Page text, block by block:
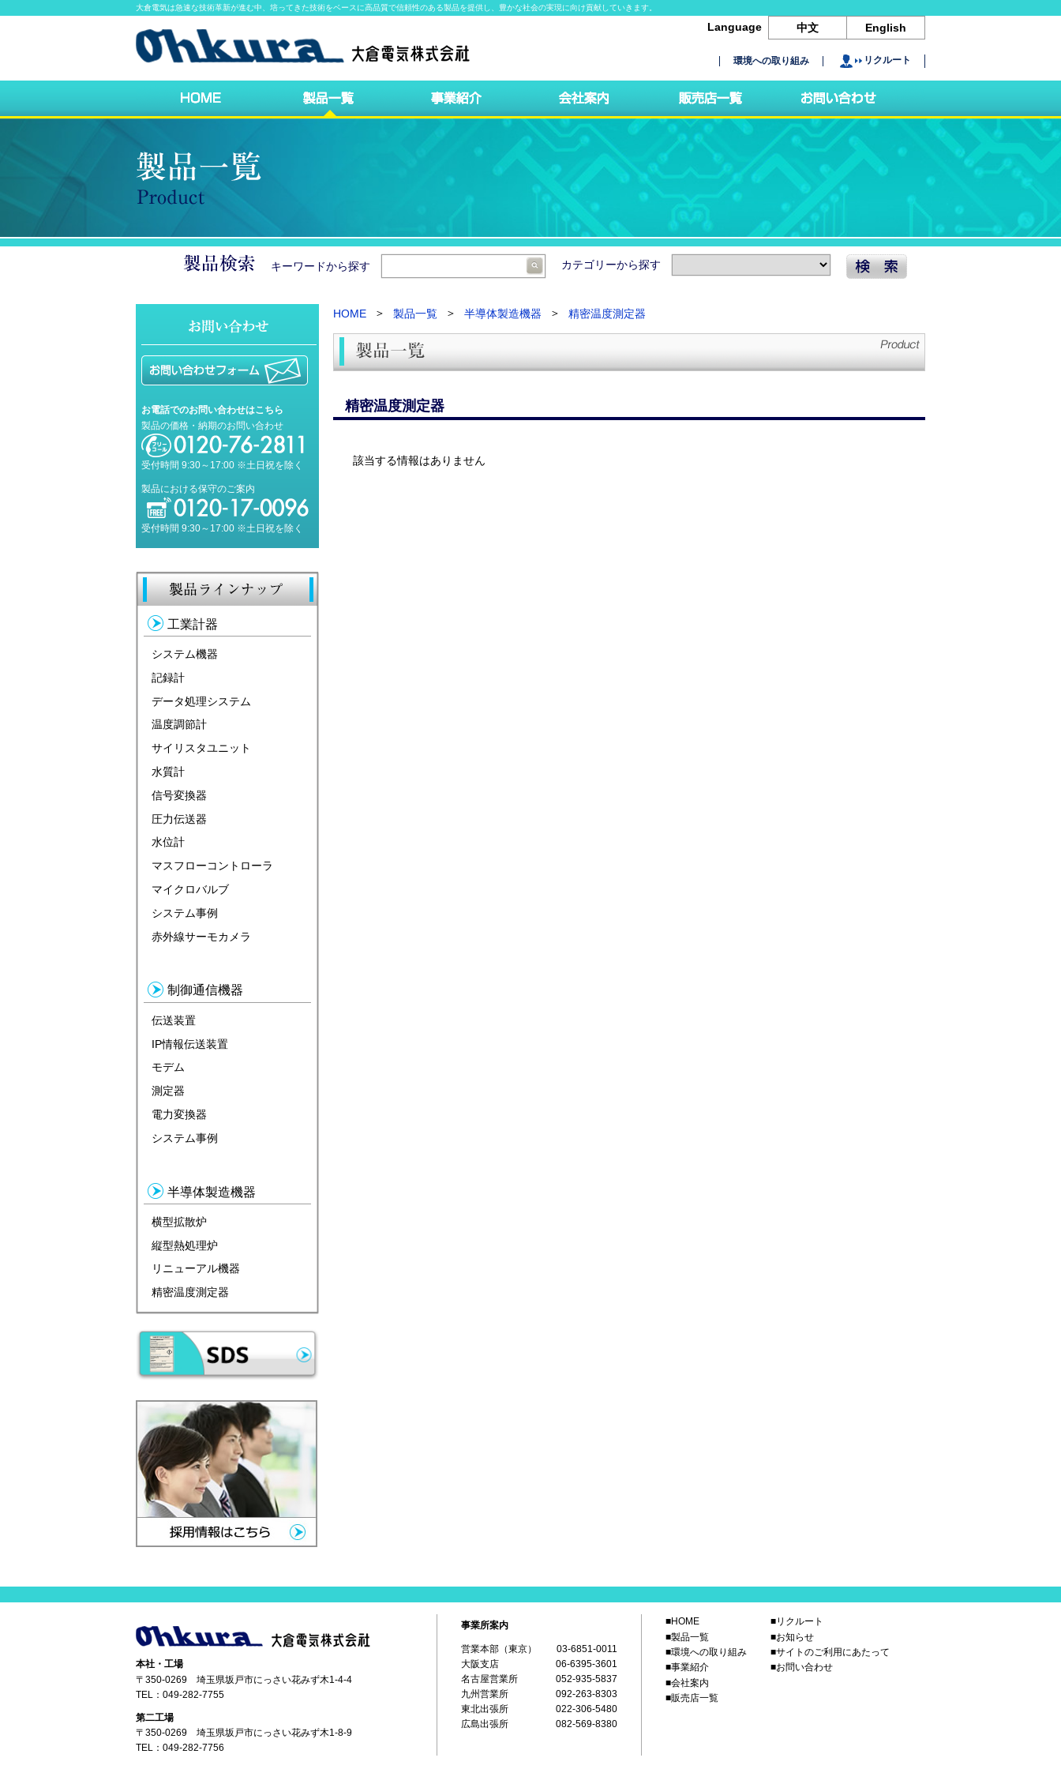
大倉電気は急速な技術革新が進む中、培ってきた技術をベースに高品質で信頼性のある製品を提供し、豊かな社会の実現に向け貢献していきます。
Language 中文 English
環境への取り組み リクルート
キーワードから探す カテゴリーから探す
HOME 製品一覧 半導体製造機器 精密温度測定器
精密温度測定器
該当する情報はありません
お電話でのお問い合わせはこちら
製品の価格・納期のお問い合わせ
受付時間 9:30～17:00 ※土日祝を除く
製品における保守のご案内
受付時間 9:30～17:00 ※土日祝を除く
工業計器
システム機器
記録計
データ処理システム
温度調節計
サイリスタユニット
水質計
信号変換器
圧力伝送器
水位計
マスフローコントローラ
マイクロバルブ
システム事例
赤外線サーモカメラ
制御通信機器
伝送装置
IP情報伝送装置
モデム
測定器
電力変換器
システム事例
半導体製造機器
横型拡散炉
縦型熱処理炉
リニューアル機器
精密温度測定器
本社・工場
〒350-0269 埼玉県坂戸市にっさい花みず木1-4-4
TEL： 049-282-7755
第二工場
〒350-0269 埼玉県坂戸市にっさい花みず木1-8-9
TEL： 049-282-7756
事業所案内
営業本部（東京）
03-6851-0011
大阪支店
06-6395-3601
名古屋営業所
052-935-5837
九州営業所
092-263-8303
東北出張所
022-306-5480
広島出張所
082-569-8380
■HOME
■製品一覧
■環境への取り組み
■事業紹介
■会社案内
■販売店一覧
■リクルート
■お知らせ
■サイトのご利用にあたって
■お問い合わせ